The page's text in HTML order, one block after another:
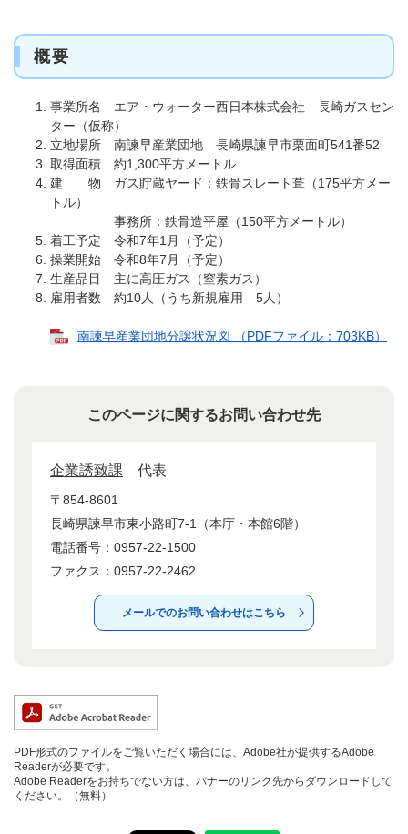
概要
事業所名 エア・ウォーター西日本株式会社 長崎ガスセン
ター（仮称）
立地場所 南諫早産業団地 長崎県諫早市栗面町541番52
取得面積 約1,300平方メートル
建 物 ガス貯蔵ヤード：鉄骨スレート葺（175平方メー
トル）
事務所：鉄骨造平屋（150平方メートル）
着工予定 令和7年1月（予定）
操業開始 令和8年7月（予定）
生産品目 主に高圧ガス（窒素ガス）
雇用者数 約10人（うち新規雇用 5人）
南諫早産業団地分譲状況図 （PDFファイル：703KB）
このページに関するお問い合わせ先
企業誘致課 代表
〒854-8601
長崎県諫早市東小路町7-1（本庁・本館6階）
電話番号：0957-22-1500
ファクス：0957-22-2462
メールでのお問い合わせはこちら
PDF形式のファイルをご覧いただく場合には、Adobe社が提供するAdobe
Readerが必要です。
Adobe Readerをお持ちでない方は、バナーのリンク先からダウンロードして
ください。（無料）